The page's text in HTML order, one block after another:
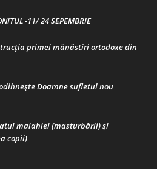
-11/ 24 SEPEMBRIE
primei mănăstiri ortodoxe din
Doamne sufletul nou
malahiei (masturbării) şi
copii)